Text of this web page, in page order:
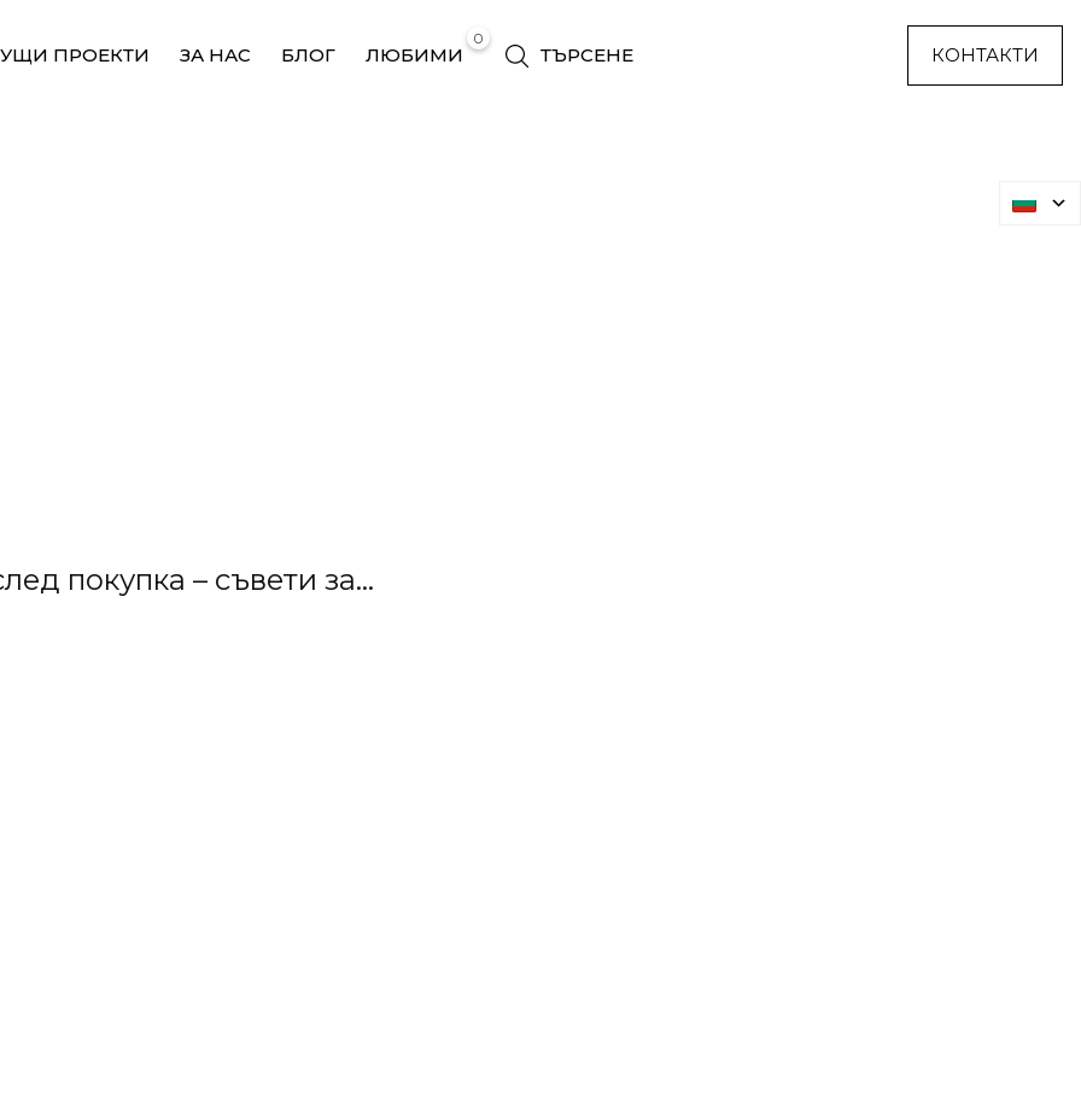
ПРОЕКТИ ЗА НАС БЛОГ
0
ЛЮБИМИ ТЪРСЕНЕ КОНТАКТИ
покупка – съвети за...